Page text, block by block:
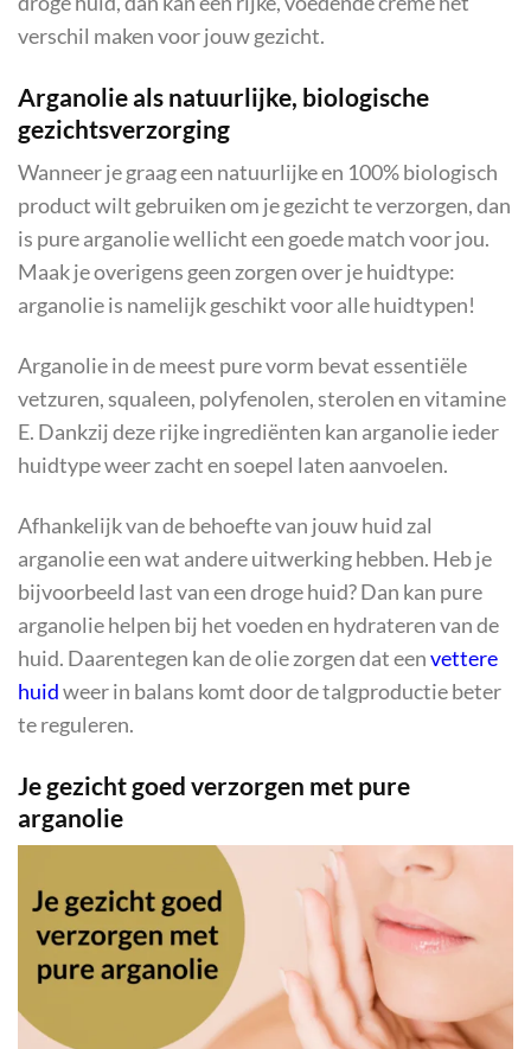
verschil maken voor jouw gezicht.
Arganolie als natuurlijke, biologische
gezichtsverzorging
Wanneer je graag een natuurlijke en 100% biologisch
product wilt gebruiken om je gezicht te verzorgen, dan
is pure arganolie wellicht een goede match voor jou.
Maak je overigens geen zorgen over je huidtype:
arganolie is namelijk geschikt voor alle huidtypen!
Arganolie in de meest pure vorm bevat essentiële
vetzuren, squaleen, polyfenolen, sterolen en vitamine
E. Dankzij deze rijke ingrediënten kan arganolie ieder
huidtype weer zacht en soepel laten aanvoelen.
Afhankelijk van de behoefte van jouw huid zal
arganolie een wat andere uitwerking hebben. Heb je
bijvoorbeeld last van een droge huid? Dan kan pure
arganolie helpen bij het voeden en hydrateren van de
huid. Daarentegen kan de olie zorgen dat eenvettere
huidweer in balans komt door de talgproductie beter
te reguleren.
Je gezicht goed verzorgen met pure
arganolie